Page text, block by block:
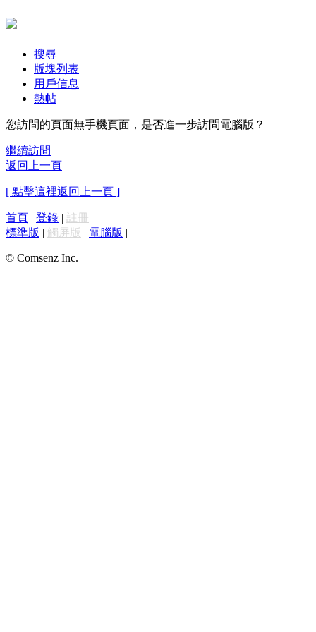
搜尋
版塊列表
用戶信息
熱帖
您訪問的頁面無手機頁面，是否進一步訪問電腦版？
繼續訪問
返回上一頁
[ 點擊這裡返回上一頁 ]
首頁 | 登錄 | 註冊
標準版 | 觸屏版 | 電腦版 |
© Comsenz Inc.